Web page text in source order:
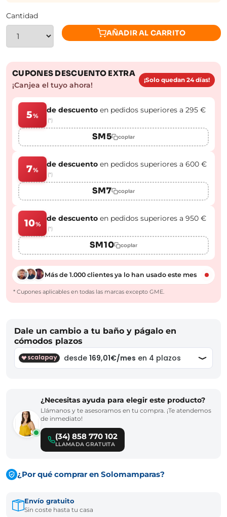
Cantidad
AÑADIR AL CARRITO
CUPONES DESCUENTO EXTRA
¡Canjea el tuyo ahora!
¡Solo quedan 24 días!
5%
de descuento en pedidos superiores a 295 €
(*)
SM5 copiar
7%
de descuento en pedidos superiores a 600 €
(*)
SM7 copiar
10%
de descuento en pedidos superiores a 950 €
(*)
SM10 copiar
Más de 1.000 clientes ya lo han usado este mes
* Cupones aplicables en todas las marcas excepto GME.
Dale un cambio a tu baño y págalo en
cómodos plazos
¿Necesitas ayuda para elegir este producto?
Llámanos y te asesoramos en tu compra. ¡Te atendemos
de inmediato!
(34) 858 770 102
LLAMADA GRATUITA
¿Por qué comprar en Solomamparas?
Envío gratuito
Sin coste hasta tu casa